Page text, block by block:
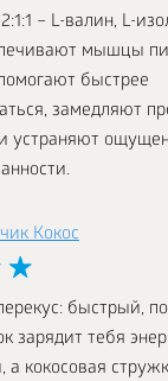
– L-валин, L-
мышцы
быстрее
замедляют
устраняют
Кокос
быстрый,
зарядит тебя
а кокосовая